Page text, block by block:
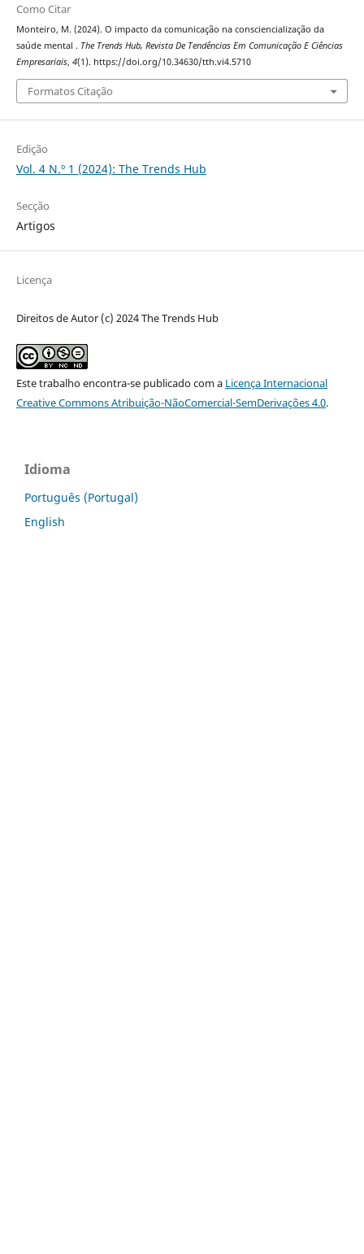
Como Citar
Monteiro, M. (2024). O impacto da comunicação na consciencialização da
saúde mental . The Trends Hub, Revista De Tendências Em Comunicação E Ciências
Empresariais, 4(1). https://doi.org/10.34630/tth.vi4.5710
Formatos Citação
Edição
Vol. 4 N.º 1 (2024): The Trends Hub
Secção
Artigos
Licença
Direitos de Autor (c) 2024 The Trends Hub
Este trabalho encontra-se publicado com a Licença Internacional
Creative Commons Atribuição-NãoComercial-SemDerivações 4.0.
Idioma
Português (Portugal)
English